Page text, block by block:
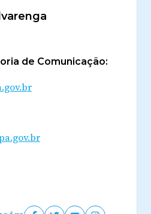
de Comunicação: